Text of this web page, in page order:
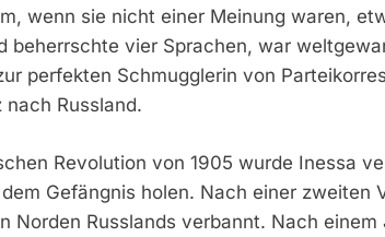
wenn sie nicht einer Meinung waren,
beherrschte vier Sprachen, war
perfekten Schmugglerin von
nach Russland.
Revolution von 1905 wurde Inessa
Gefängnis holen. Nach einer zweiten
Norden Russlands verbannt. Nach